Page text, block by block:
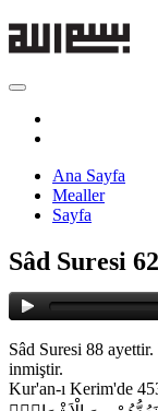
Ana Sayfa
Mealler
Sayfa
Sâd Suresi
Sâd Suresi 88
inmiştir.
Kur'an-ı Kerim'de